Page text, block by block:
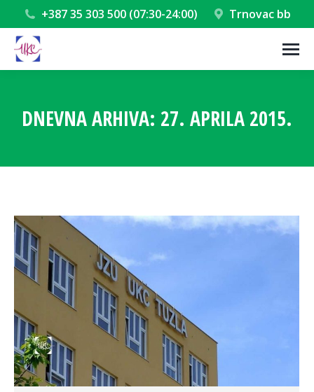
+387 35 303 500 (07:30-24:00) Trnovac bb
DNEVNA ARHIVA: 27. APRILA 2015.